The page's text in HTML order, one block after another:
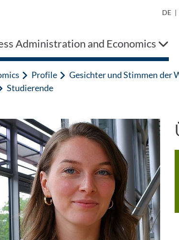
DE |
Administration and Economics
Profile
Gesichter und Stimmen der
Studierende